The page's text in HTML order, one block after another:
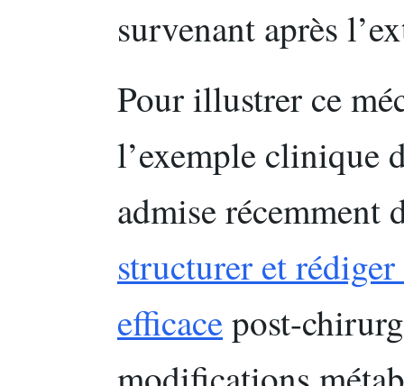
survenant après
Pour illustrer ce
l’exemple clinique
admise récemment
structurer et
efficacepost-